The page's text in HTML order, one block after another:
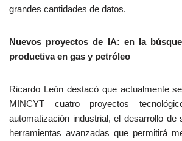
grandes cantidades de datos.
Nuevos proyectos de IA: en la
productiva en gas y petróleo
Ricardo León destacó que actualmente
MINCYT cuatro proyectos
automatización industrial, el desarrollo
herramientas avanzadas que permitirá